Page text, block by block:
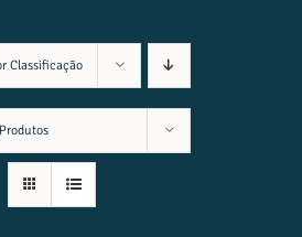
Classificação